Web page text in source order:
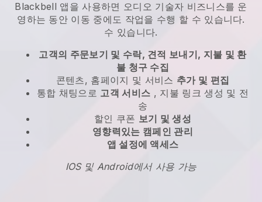
Blackbell 앱을 사용하면 오디오 기술자 비즈니스를 운
영하는 동안 이동 중에도 작업을 수행 할 수 있습니다.
수 있습니다.
고객의 주문보기 및 수락, 견적 보내기, 지불 및 환
불 청구 수집
콘텐츠, 홈페이지 및 서비스 추가 및 편집
통합 채팅으로 고객 서비스 , 지불 링크 생성 및 전
송
할인 쿠폰 보기 및 생성
영향력있는 캠페인 관리
앱 설정에 액세스
IOS 및 Android에서 사용 가능